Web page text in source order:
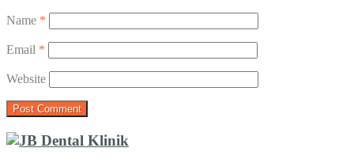
Name *
Email *
Website